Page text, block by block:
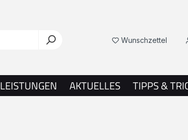
Wunschzettel Du
LEISTUNGEN AKTUELLES TIPPS &